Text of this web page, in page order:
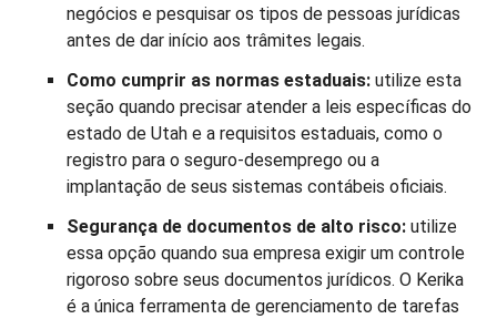
negócios e pesquisar os tipos de pessoas jurídicas
antes de dar início aos trâmites legais.
Como cumprir as normas estaduais: utilize esta
seção quando precisar atender a leis específicas do
estado de Utah e a requisitos estaduais, como o
registro para o seguro-desemprego ou a
implantação de seus sistemas contábeis oficiais.
Segurança de documentos de alto risco: utilize
essa opção quando sua empresa exigir um controle
rigoroso sobre seus documentos jurídicos. O Kerika
é a única ferramenta de gerenciamento de tarefas